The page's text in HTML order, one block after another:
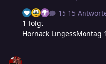
Lun spielen oder ihren
Abenteuern dieser
aus Die Umstürmten
vorgefertigten oder
15
1 folgt
Hornack LingessMontag